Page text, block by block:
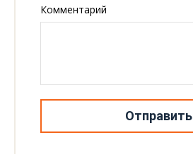
Комментарий
Отправить